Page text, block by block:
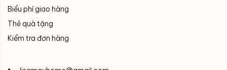
Biểu phí giao hàng
Thẻ quà tặng
Kiểm tra đơn hàng